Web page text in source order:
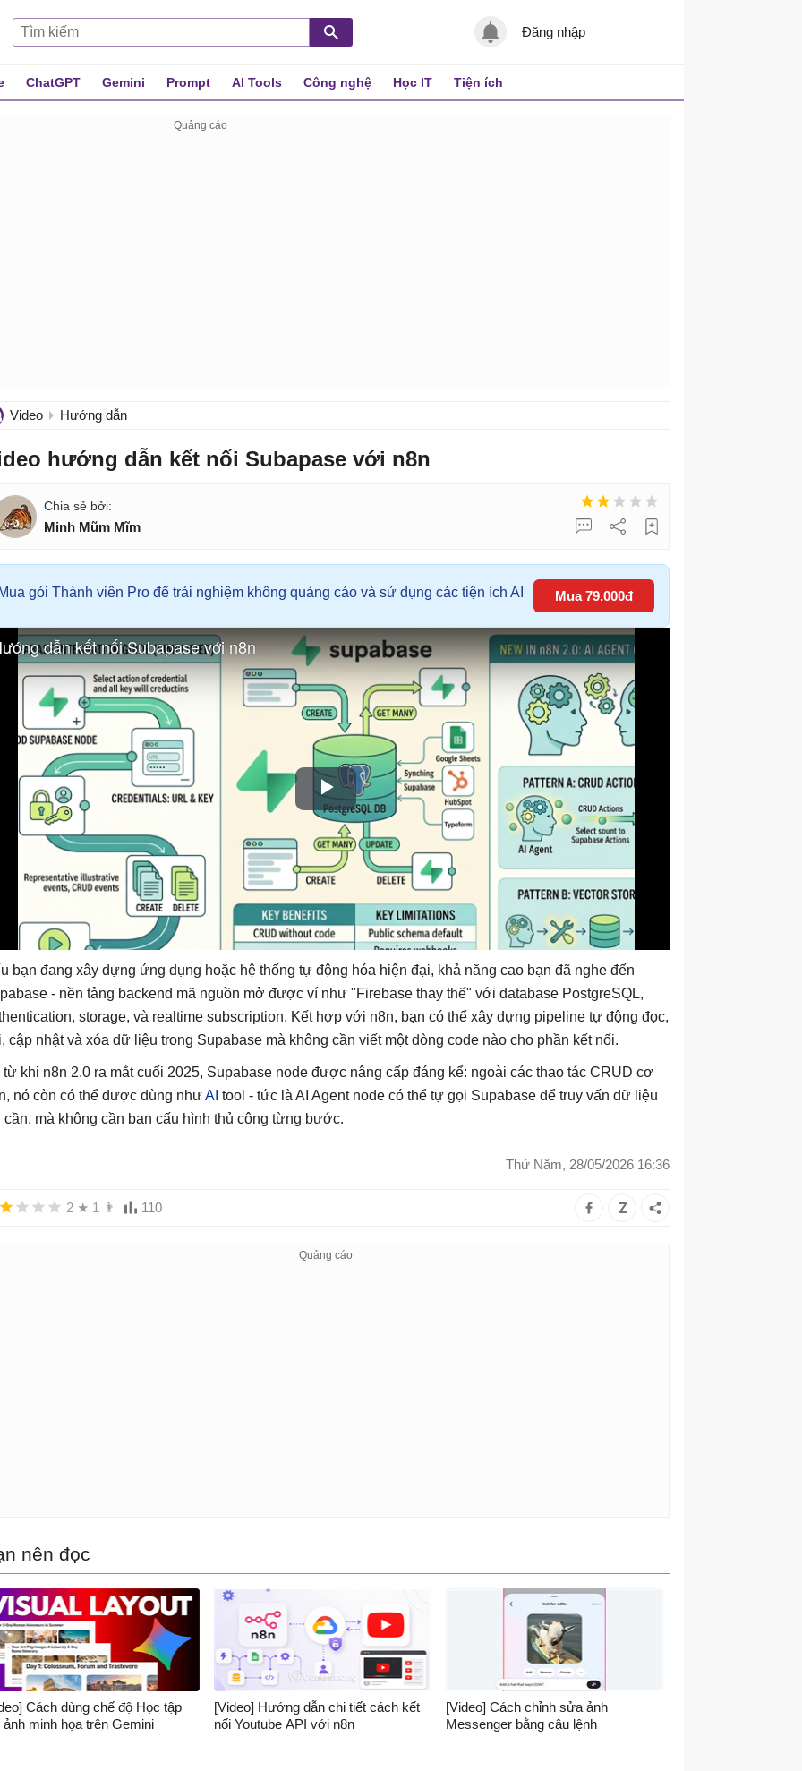
Đăng nhập
ChatGPT Gemini Prompt AI Tools Công nghệ Học IT Tiện ích
Video Hướng dẫn
hướng dẫn kết nối Subapase với n8n
Minh Mũm Mĩm
gói Thành viên Pro để trải nghiệm không quảng cáo và sử dụng các tiện ích AI Mua 79.000đ
bạn đang xây dựng ứng dụng hoặc hệ thống tự động hóa hiện đại, khả năng cao bạn đã nghe đến
- nền tảng backend mã nguồn mở được ví như "Firebase thay thế" với database PostgreSQL,
storage, và realtime subscription. Kết hợp với n8n, bạn có thể xây dựng pipeline tự động đọc,
cập nhật và xóa dữ liệu trong Supabase mà không cần viết một dòng code nào cho phần kết nối.
từ khi n8n 2.0 ra mắt cuối 2025, Supabase node được nâng cấp đáng kể: ngoài các thao tác CRUD cơ
nó còn có thể được dùng nhưAI tool - tức là AI Agent node có thể tự gọi Supabase để truy vấn dữ liệu
cần, mà không cần bạn cấu hình thủ công từng bước.
Thứ Năm, 28/05/2026 16:36
2 ★ 1 👨 110
nên đọc
Cách dùng chế độ Học tập
ảnh minh họa trên Gemini
[Video] Hướng dẫn chi tiết cách kết
nối Youtube API với n8n
[Video] Cách chỉnh sửa ảnh
Messenger bằng câu lệnh